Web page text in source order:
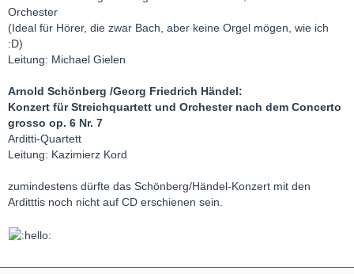
Orchester
(Ideal für Hörer, die zwar Bach, aber keine Orgel mögen, wie ich
:D)
Leitung: Michael Gielen
Arnold Schönberg /Georg Friedrich Händel:
Konzert für Streichquartett und Orchester nach dem Concerto
grosso op. 6 Nr. 7
Arditti-Quartett
Leitung: Kazimierz Kord
zumindestens dürfte das Schönberg/Händel-Konzert mit den
Arditttis noch nicht auf CD erschienen sein.